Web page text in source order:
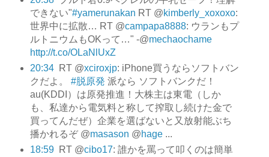
できない"#yamerunakan RT @kimberly_xoxoxo:
世界中に拡散… RT @campapa8888: ウランもプ
ルトニウムもOKって…" -@mechaochame
http://t.co/OLaNlUxZ
20:34
RT @xciroxjp: iPhone買うならソフトバン
クだよ。 #脱原発 派なら ソフトバンクだ！
au(KDDI）は原発推進！大株主は東電（しか
も、私達から電気料と称して搾取し続けた金で
買ってんだぜ）企業を選ばないと又放射能ぶち
播かれるぞ @masason @hage...
18:59
RT @cibo17: 誰かを罵って叩くのは簡単